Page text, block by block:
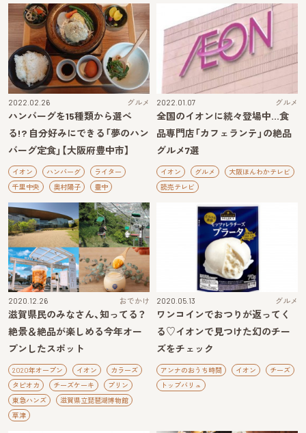
2022.02.26 グルメ
ハンバーグを15種類から選べ
る!? 自分好みにできる「夢のハン
バーグ定食」【大阪府豊中市】
イオン ハンバーグ
ライター
千里中央
奥村陽子 豊中
2022.01.07 グルメ
全国のイオンに続々登場中…食
品専門店「カフェランテ」の絶品
グルメ7選
イオン グルメ
大阪ほんわかテレビ
読売テレビ
2020.12.26 おでかけ
滋賀県民のみなさん、知ってる？
絶景＆絶品が楽しめる今年オー
プンしたスポット
2020年オープン イオン
カラーズ
タピオカ
チーズケーキ
プリン
東急ハンズ
滋賀県立琵琶湖博物館
草津
2020.05.13 グルメ
ワンコインでおつりが返ってく
る♡イオンで見つけた幻のチー
ズをチェック
アンナのおうち時間 イオン
チーズ
トップバリュ